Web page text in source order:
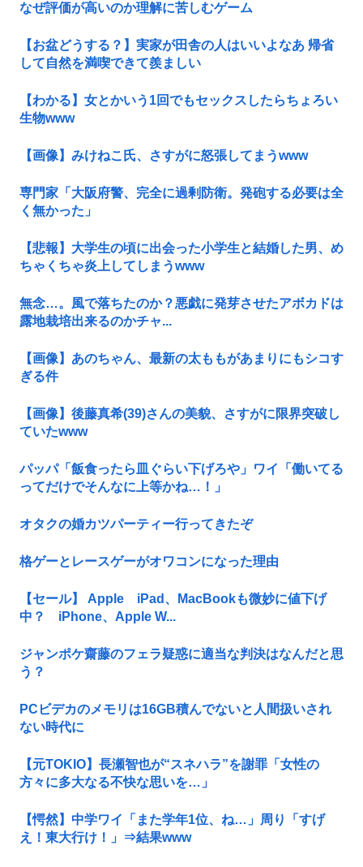
なぜ評価が高いのか理解に苦しむゲーム
【お盆どうする？】実家が田舎の人はいいよなあ 帰省
して自然を満喫できて羨ましい
【わかる】女とかいう1回でもセックスしたらちょろい
生物www
【画像】みけねこ氏、さすがに怒張してまうwww
専門家「大阪府警、完全に過剰防衛。発砲する必要は全
く無かった」
【悲報】大学生の頃に出会った小学生と結婚した男、め
ちゃくちゃ炎上してしまうwww
無念…。風で落ちたのか？悪戯に発芽させたアボカドは
露地栽培出来るのかチャ...
【画像】あのちゃん、最新の太ももがあまりにもシコす
ぎる件
【画像】後藤真希(39)さんの美貌、さすがに限界突破し
ていたwww
パッパ「飯食ったら皿ぐらい下げろや」ワイ「働いてる
ってだけでそんなに上等かね…！」
オタクの婚カツパーティー行ってきたぞ
格ゲーとレースゲーがオワコンになった理由
【セール】 Apple iPad、MacBookも微妙に値下げ
中？ iPhone、Apple W...
ジャンポケ齋藤のフェラ疑惑に適当な判決はなんだと思
う？
PCビデカのメモリは16GB積んでないと人間扱いされ
ない時代に
【元TOKIO】長瀬智也が“スネハラ”を謝罪「女性の
方々に多大なる不快な思いを…」
【愕然】中学ワイ「また学年1位、ね…」周り「すげ
え！東大行け！」⇒結果www